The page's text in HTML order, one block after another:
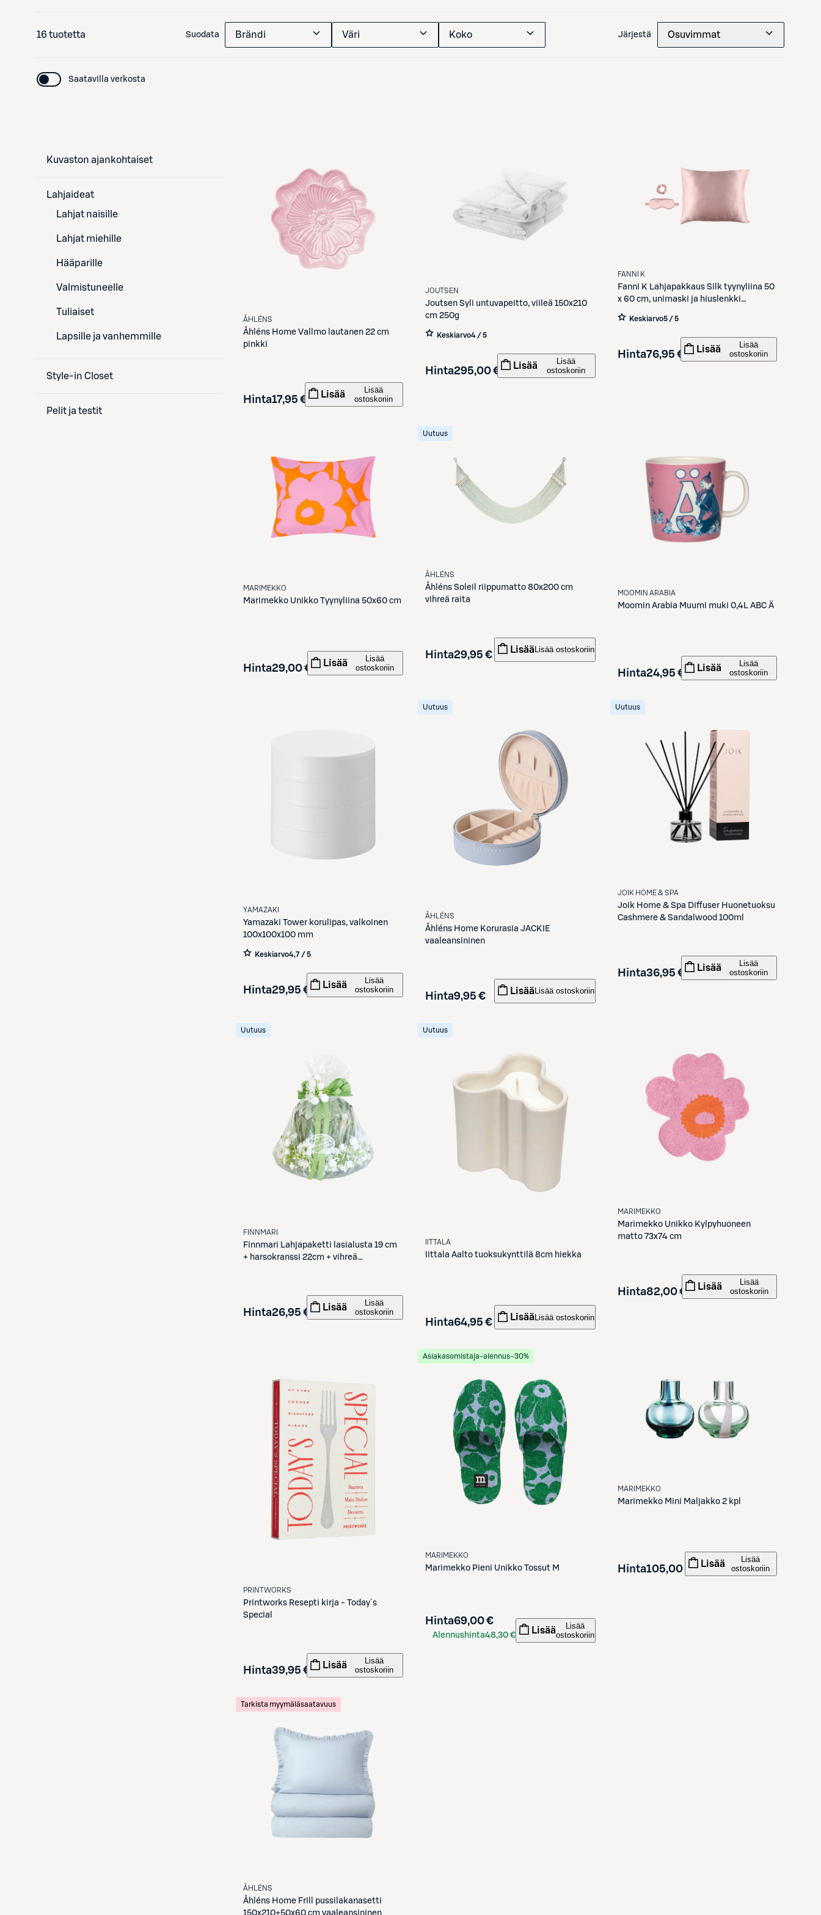
16 tuotetta Suodata Brändi Väri Koko Järjestä Osuvimmat
Saatavilla verkosta
Kuvaston ajankohtaiset
Lahjaideat
Lahjat naisille
Lahjat miehille
Hääparille
Valmistuneelle
Tuliaiset
Lapsille ja vanhemmille
Style-in Closet
Pelit ja testit
ÅHLÉNS
Åhléns Home Vallmo lautanen 22 cm
pinkki
Hinta17,95 € Lisää
Lisää
ostoskoriin
JOUTSEN
Joutsen Syli untuvapeitto, viileä 150x210
cm 250g
Keskiarvo4 / 5
Hinta295,00 € Lisää
Lisää
ostoskoriin
FANNI K
Fanni K Lahjapakkaus Silk tyynyliina 50
x 60 cm, unimaski ja hiuslenkki
vaaleanpunainen
Keskiarvo5 / 5
Hinta76,95 € Lisää
Lisää
ostoskoriin
MARIMEKKO
Marimekko Unikko Tyynyliina 50x60 cm
Hinta29,00 € Lisää
Lisää
ostoskoriin
Uutuus
ÅHLÉNS
Åhléns Soleil riippumatto 80x200 cm
vihreä raita
Hinta29,95 € Lisää Lisää ostoskoriin
MOOMIN ARABIA
Moomin Arabia Muumi muki 0,4L ABC Ä
Hinta24,95 € Lisää
Lisää
ostoskoriin
YAMAZAKI
Yamazaki Tower korulipas, valkoinen
100x100x100 mm
Keskiarvo4,7 / 5
Hinta29,95 € Lisää
Lisää
ostoskoriin
Uutuus
ÅHLÉNS
Åhléns Home Korurasia JACKIE
vaaleansininen
Hinta9,95 € Lisää Lisää ostoskoriin
Uutuus
JOIK HOME & SPA
Joik Home & Spa Diffuser Huonetuoksu
Cashmere & Sandalwood 100ml
Hinta36,95 € Lisää
Lisää
ostoskoriin
Uutuus
FINNMARI
Finnmari Lahjapaketti lasialusta 19 cm
+ harsokranssi 22cm + vihreä
Hinta26,95 € Lisää
Lisää
ostoskoriin
Uutuus
IITTALA
Iittala Aalto tuoksukynttilä 8cm hiekka
Hinta64,95 € Lisää Lisää ostoskoriin
MARIMEKKO
Marimekko Unikko Kylpyhuoneen
matto 73x74 cm
Hinta82,00 € Lisää
Lisää
ostoskoriin
PRINTWORKS
Printworks Resepti kirja - Today´s
Special
Hinta39,95 € Lisää
Lisää
ostoskoriin
Asiakasomistaja-alennus−30%
MARIMEKKO
Marimekko Pieni Unikko Tossut M
Hinta69,00 €
Alennushinta48,30 € Lisää
Lisää
ostoskoriin
MARIMEKKO
Marimekko Mini Maljakko 2 kpl
Hinta105,00 € Lisää
Lisää
ostoskoriin
Tarkista myymäläsaatavuus
ÅHLÉNS
Åhléns Home Frill pussilakanasetti